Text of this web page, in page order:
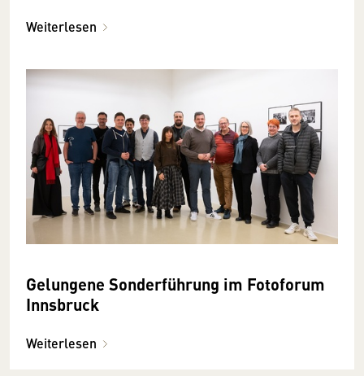
Weiterlesen
Gelungene Sonderführung im Fotoforum
Innsbruck
Weiterlesen